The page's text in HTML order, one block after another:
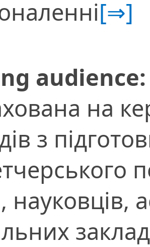
[⇒]
audience:
на
з
науковців,